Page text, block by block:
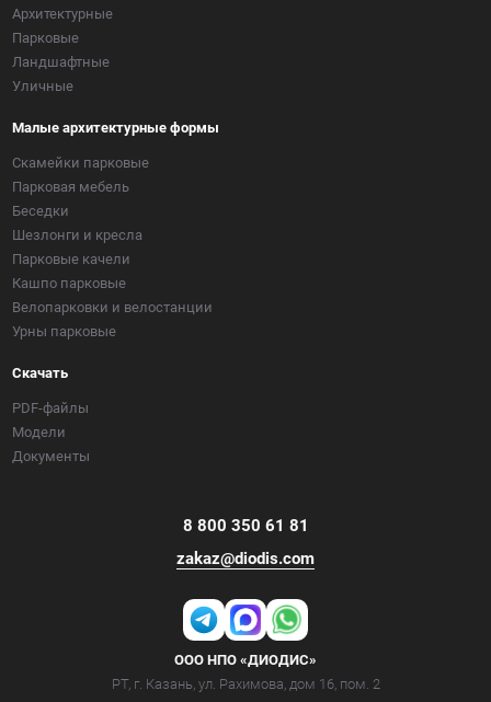
8 800 350 61 81
zakaz@diodis.com
ООО НПО «ДИОДИС»
РТ, г. Казань, ул. Рахимова, дом 16, пом. 2
Архитектурные
Парковые
Ландшафтные
Уличные
Малые архитектурные формы
Скамейки парковые
Парковая мебель
Беседки
Шезлонги и кресла
Парковые качели
Кашпо парковые
Велопарковки и велостанции
Урны парковые
Скачать
PDF-файлы
Модели
Документы